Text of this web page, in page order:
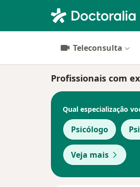
Teleconsulta
Profissionais com
Qual especialização
Psicólogo
Veja mais